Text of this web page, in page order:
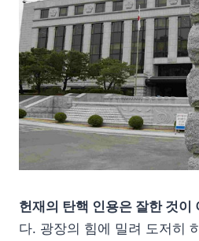
헌재의 탄핵 인용은 잘한 것이
다. 광장의 힘에 밀려 도저히